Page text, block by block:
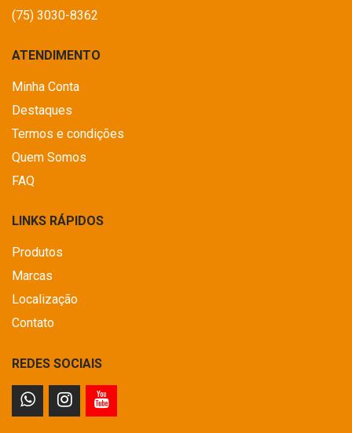
(75) 3030-8362
ATENDIMENTO
Minha Conta
Destaques
Termos e condições
Quem Somos
FAQ
LINKS RÁPIDOS
Produtos
Marcas
Localização
Contato
REDES SOCIAIS